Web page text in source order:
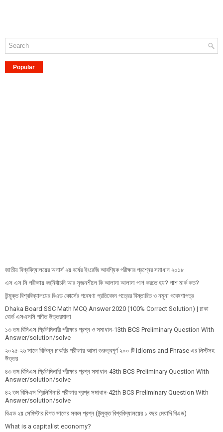
Popular
জাতীয় বিশ্ববিদ্যালয়ের অনার্স ২য় বর্ষের ইংরেজি আবশ্যিক পরীক্ষার প্রশ্নের সমাধান ২০১৮
এস এস সি পরীক্ষায় বহুনির্বাচনি আর সৃজনশীলে কি আলাদা আলাদা পাশ করতে হয়? পাশ মার্ক কত?
উন্মুক্ত বিশ্ববিদ্যালয়ের বিএড কোর্সের গবেষণা প্রতিবেদন পত্রের বিস্তারিত ও নমুনা গবেষণাপত্র
Dhaka Board SSC Math MCQ Answer 2020 (100% Correct Solution) | ঢাকা
বোর্ড এসএসসি গণিত উত্তরমালা
১৩ তম বিসিএস প্রি‌লি‌মিনারী পরীক্ষার প্রশ্ন ও সমাধান-13th BCS Preliminary Question With
Answer/solution/solve
২০২৫-২৬ সালে বিভিন্ন চাকরির পরীক্ষায় আসা গুরুত্বপূর্ণ ২০০ টি Idioms and Phrase এর লিস্টসহ
উত্তর
৪৩ তম বিসিএস প্রিলিমিনারি পরীক্ষার প্রশ্ন সমাধান-43th BCS Preliminary Question With
Answer/solution/solve
৪২ তম বিসিএস প্রিলিমিনারি পরীক্ষার প্রশ্ন সমাধান-42th BCS Preliminary Question With
Answer/solution/solve
বিএড ২য় সেমিস্টার বিগত সালের সকল প্রশ্ন (উন্মুক্ত বিশ্ববিদ্যালয়ের ১ বছর মেয়াদি বিএড)
What is a capitalist economy?